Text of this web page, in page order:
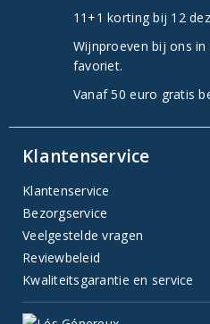
11+1 korting bij 12
Wijnproeven bij ons
favoriet.
Vanaf 50 euro gratis
Klantenservice
Klantenservice
Bezorgservice
Veelgestelde vragen
Reviewbeleid
Kwaliteitsgarantie en service